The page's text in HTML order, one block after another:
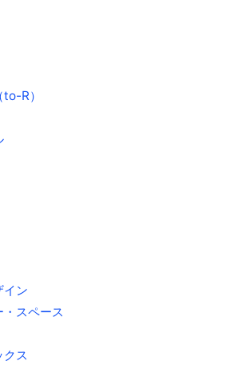
R）
イン
スペース
クス